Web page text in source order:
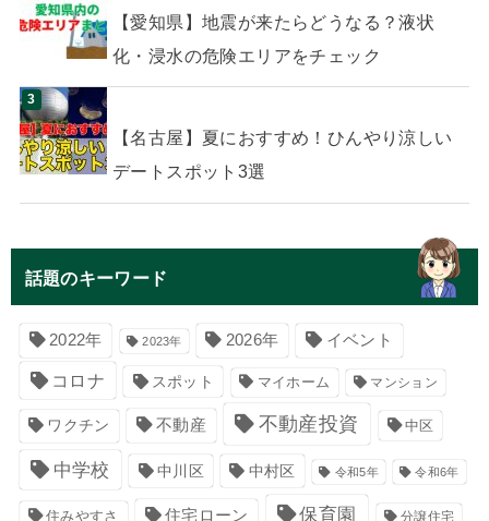
【愛知県】地震が来たらどうなる？液状
化・浸水の危険エリアをチェック
【名古屋】夏におすすめ！ひんやり涼しい
デートスポット3選
話題のキーワード
2022年 2023年 2026年 イベント
コロナ スポット マイホーム マンション
ワクチン 不動産 不動産投資 中区
中学校 中川区 中村区 令和5年 令和6年
住みやすさ 住宅ローン 保育園 分譲住宅